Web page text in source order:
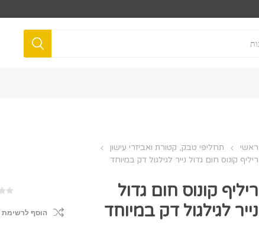
ראשי
תחליפי טבק, קטורת ואביזרי עישון
ריליף קונוס חום גדול נייר לגילגול דק במיוחד
ריליף קונוס חום גדול
נייר לגילגול דק במיוחד
הוסף לרשימת